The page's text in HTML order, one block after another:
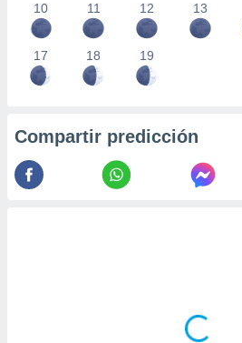
10 11 12 13
17 18 19
Compartir predicción